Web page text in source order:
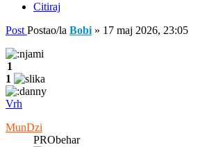
Citiraj
Post Postao/la Bobi » 17 maj 2026, 23:05
1
1
Vrh
MunDzi
PRObehar